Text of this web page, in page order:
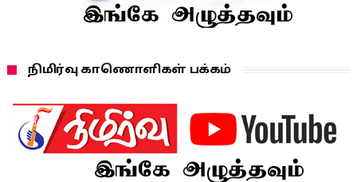
நிமிர்வு காணொளிகள் பக்கம்